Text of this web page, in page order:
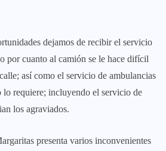
dejamos de recibir el servicio
por cuanto al camión se le hace difícil
así como el servicio de ambulancias
lo requiere; incluyendo el servicio de
los agraviados.
presenta varios inconvenientes